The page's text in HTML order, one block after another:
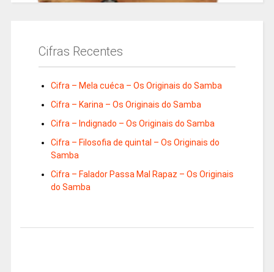
Cifras Recentes
Cifra – Mela cuéca – Os Originais do Samba
Cifra – Karina – Os Originais do Samba
Cifra – Indignado – Os Originais do Samba
Cifra – Filosofia de quintal – Os Originais do
Samba
Cifra – Falador Passa Mal Rapaz – Os Originais
do Samba